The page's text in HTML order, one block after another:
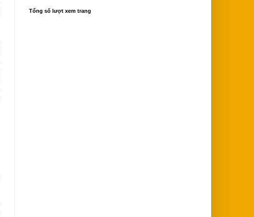
Tổng số lượt xem trang